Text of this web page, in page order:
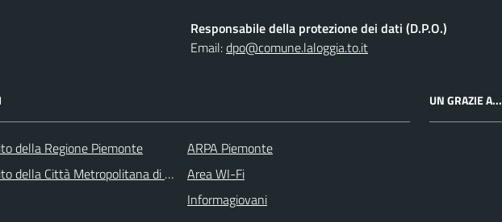
Responsabile della protezione dei dati (D.P.O.)
Email:dpo@comune.laloggia.to.it
della Regione Piemonte
della Città Metropolitana di Torino
ARPA Piemonte
Area WI-Fi
Informagiovani
UN GRAZIE A...